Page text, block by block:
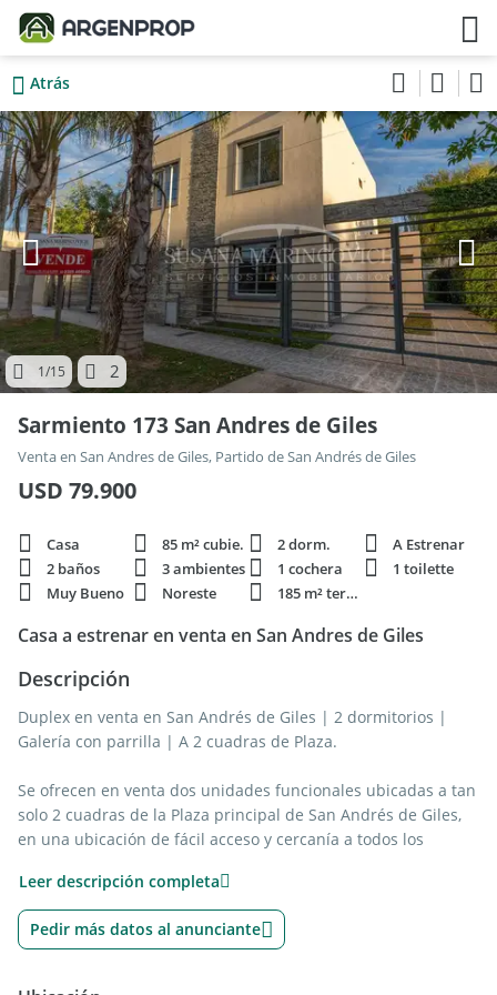
Atrás
1/15 2
Sarmiento 173 San Andres de Giles
Venta en San Andres de Giles, Partido de San Andrés de Giles
USD 79.900
Casa 85 m² cubie. 2 dorm.
A Estrenar
2 baños
3 ambientes 1 cochera
1 toilette
Muy Bueno
Noreste 185 m² terren.
Casa a estrenar en venta en San Andres de Giles
Descripción
Duplex en venta en San Andrés de Giles | 2 dormitorios |
Galería con parrilla | A 2 cuadras de Plaza.
Se ofrecen en venta dos unidades funcionales ubicadas a tan
solo 2 cuadras de la Plaza principal de San Andrés de Giles,
en una ubicación de fácil acceso y cercanía a todos los
Cada unidad se distribuye en dos plantas. En planta baja
cuenta con living-comedor y cocina integradas, lavadero y
completo. El exterior suma una galería con parrilla y patio,
Leer descripción completa
Pedir más datos al anunciante